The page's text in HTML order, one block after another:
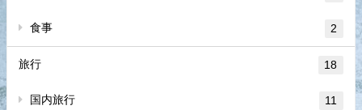
食事 2
旅行 18
国内旅行 11